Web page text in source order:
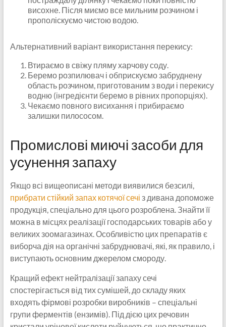
висохне. Після миємо все мильним розчином і
прополіскуємо чистою водою.
Альтернативний варіант використання перекису:
Втираємо в свіжу пляму харчову соду.
Беремо розпилювач і обприскуємо забруднену
область розчином, приготованим з води і перекису
водню (інгредієнти беремо в рівних пропорціях).
Чекаємо повного висихання і прибираємо
залишки пилососом.
Промислові миючі засоби для
усунення запаху
Якщо всі вищеописані методи виявилися безсилі,
прибрати стійкий запах котячої сечі з дивана допоможе
продукція, спеціально для цього розроблена. Знайти її
можна в місцях реалізації господарських товарів або у
великих зоомагазинах. Особливістю цих препаратів є
виборча дія на органічні забруднювачі, які, як правило, і
виступають основним джерелом смороду.
Кращий ефект нейтралізації запаху сечі
спостерігається від тих сумішей, до складу яких
входять фірмові розробки виробників – спеціальні
групи ферментів (ензимів). Під дією цих речовин